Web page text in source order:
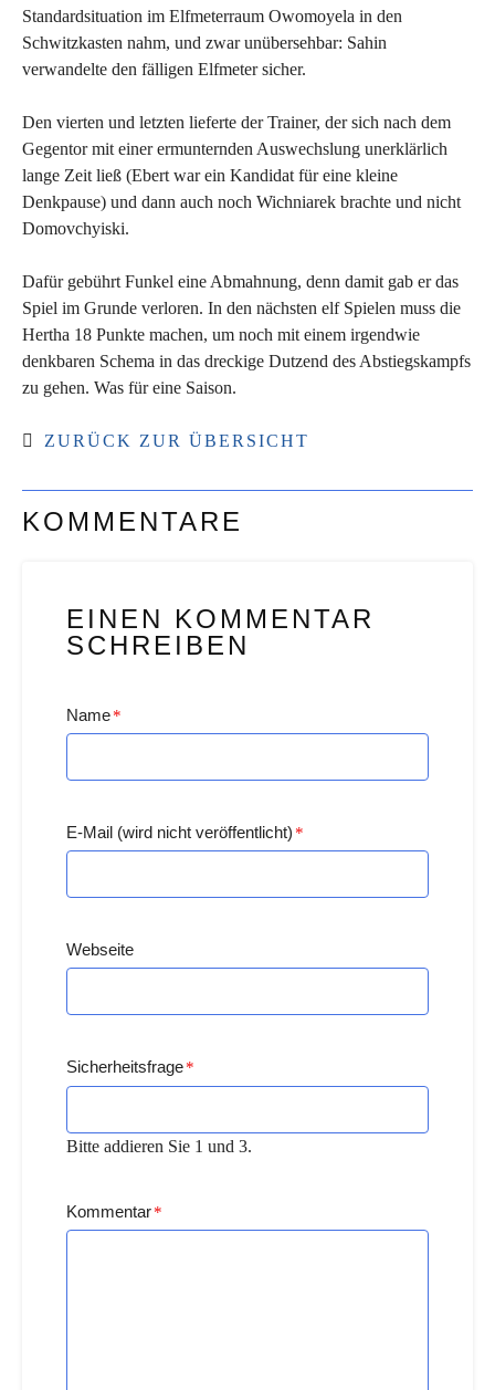
Standardsituation im Elfmeterraum Owomoyela in den
Schwitzkasten nahm, und zwar unübersehbar: Sahin
verwandelte den fälligen Elfmeter sicher.
Den vierten und letzten lieferte der Trainer, der sich nach dem
Gegentor mit einer ermunternden Auswechslung unerklärlich
lange Zeit ließ (Ebert war ein Kandidat für eine kleine
Denkpause) und dann auch noch Wichniarek brachte und nicht
Domovchyiski.
Dafür gebührt Funkel eine Abmahnung, denn damit gab er das
Spiel im Grunde verloren. In den nächsten elf Spielen muss die
Hertha 18 Punkte machen, um noch mit einem irgendwie
denkbaren Schema in das dreckige Dutzend des Abstiegskampfs
zu gehen. Was für eine Saison.
ZURÜCK ZUR ÜBERSICHT
KOMMENTARE
EINEN KOMMENTAR
SCHREIBEN
Name*
E-Mail (wird nicht veröffentlicht) *
Webseite
Sicherheitsfrage*
Bitte addieren Sie 1 und 3.
Kommentar*